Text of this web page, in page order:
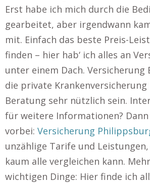
Erst habe ich mich durch die
gearbeitet, aber irgendwann
mit. Einfach das beste Preis-
finden – hier hab‘ ich alles an
unter einem Dach. Versicherung
die private Krankenversicherung
Beratung sehr nützlich sein.
für weitere Informationen?
vorbei: Versicherung
unzählige Tarife und
kaum alle vergleichen kann.
wichtigen Dinge: Hier finde ich